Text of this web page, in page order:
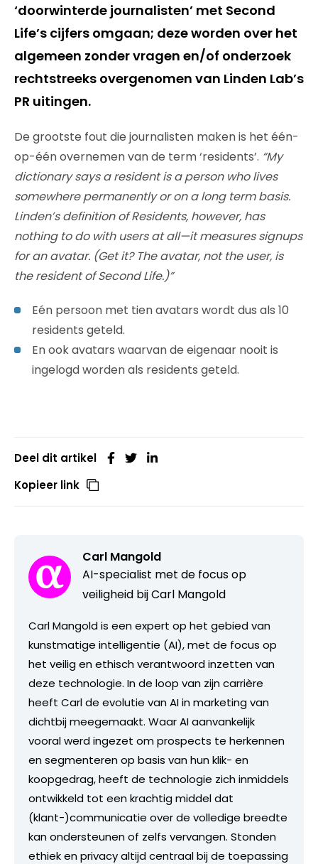
‘doorwinterde journalisten’ met Second
Life’s cijfers omgaan; deze worden over het
algemeen zonder vragen en/of onderzoek
rechtstreeks overgenomen van Linden Lab’s
PR uitingen.
De grootste fout die journalisten maken is het één-
op-één overnemen van de term ‘residents’. “My
dictionary says a resident is a person who lives
somewhere permanently or on a long term basis.
Linden’s definition of Residents, however, has
nothing to do with users at all—it measures signups
for an avatar. (Get it? The avatar, not the user, is
the resident of Second Life.)”
Eén persoon met tien avatars wordt dus als 10
residents geteld.
En ook avatars waarvan de eigenaar nooit is
ingelogd worden als residents geteld.
Deel dit artikel
Kopieer link
Carl Mangold
AI-specialist met de focus op
veiligheid bij Carl Mangold
Carl Mangold is een expert op het gebied van
kunstmatige intelligentie (AI), met de focus op
het veilig en ethisch verantwoord inzetten van
deze technologie. In de loop van zijn carrière
heeft Carl de evolutie van AI in marketing van
dichtbij meegemaakt. Waar AI aanvankelijk
vooral werd ingezet om prospects te herkennen
en segmenteren op basis van hun klik- en
koopgedrag, heeft de technologie zich inmiddels
ontwikkeld tot een krachtig middel dat
(klant-)communicatie over de volledige breedte
kan ondersteunen of zelfs vervangen. Stonden
ethiek en privacy altijd centraal bij de toepassing